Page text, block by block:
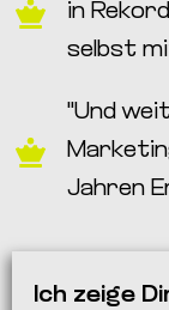
in
selbst
"Und
Jahren
Ich zeige